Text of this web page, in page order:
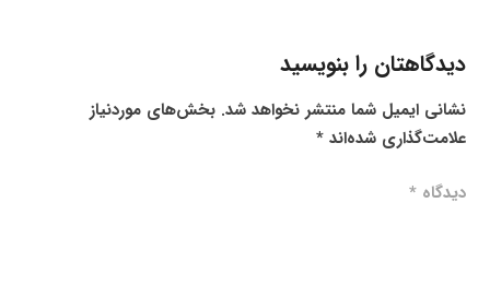
دیدگاهتان را بنویسید
نشانی ایمیل شما منتشر نخواهد شد. بخش‌های موردنیاز
علامت‌گذاری شده‌اند*